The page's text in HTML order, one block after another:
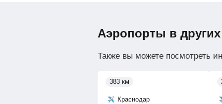
Аэропорты в других
Также вы можете посмотреть
Краснодар
383 км